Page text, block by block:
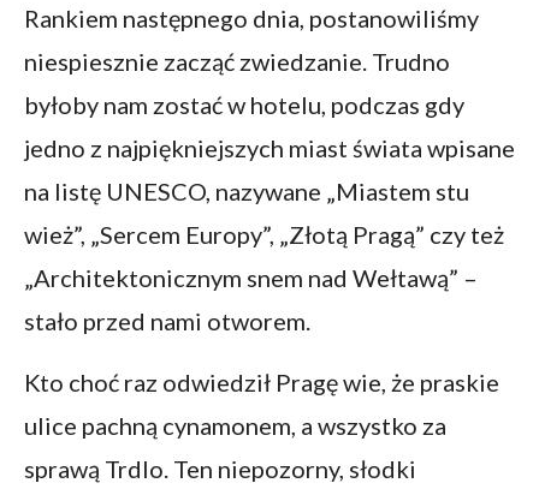
Rankiem następnego dnia, postanowiliśmy
niespiesznie zacząć zwiedzanie. Trudno
byłoby nam zostać w hotelu, podczas gdy
jedno z najpiękniejszych miast świata wpisane
na listę UNESCO, nazywane „Miastem stu
wież”, „Sercem Europy”, „Złotą Pragą” czy też
„Architektonicznym snem nad Wełtawą” –
stało przed nami otworem.
Kto choć raz odwiedził Pragę wie, że praskie
ulice pachną cynamonem, a wszystko za
sprawą Trdlo. Ten niepozorny, słodki